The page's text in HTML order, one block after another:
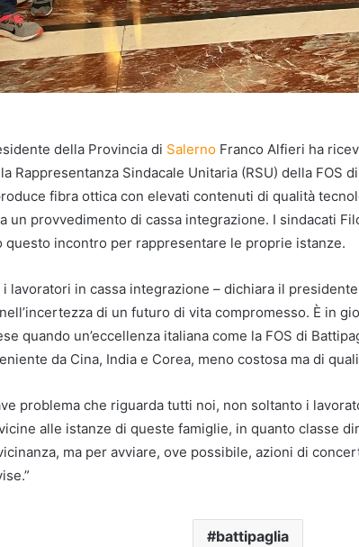
della Provincia di Salerno Franco Alfieri ha
Rappresentanza Sindacale Unitaria (RSU) della FOS
fibra ottica con elevati contenuti di qualità
un provvedimento di cassa integrazione. I sindacati
questo incontro per rappresentare le proprie istanze.
lavoratori in cassa integrazione – dichiara il
di un futuro di vita compromesso. È in
quando un’eccellenza italiana come la FOS di
da Cina, India e Corea, meno costosa ma di
problema che riguarda tutti noi, non soltanto i
alle istanze di queste famiglie, in quanto classe
ma per avviare, ove possibile, azioni di
battipaglia